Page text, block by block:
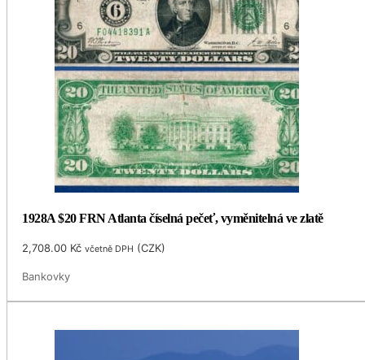
1928A $20 FRN Atlanta číselná pečeť, vyměnitelná ve zlatě
2,708.00 Kč včetně DPH (CZK)
Bankovky